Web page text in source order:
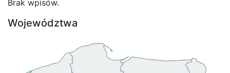
Brak wpisów.
Województwa